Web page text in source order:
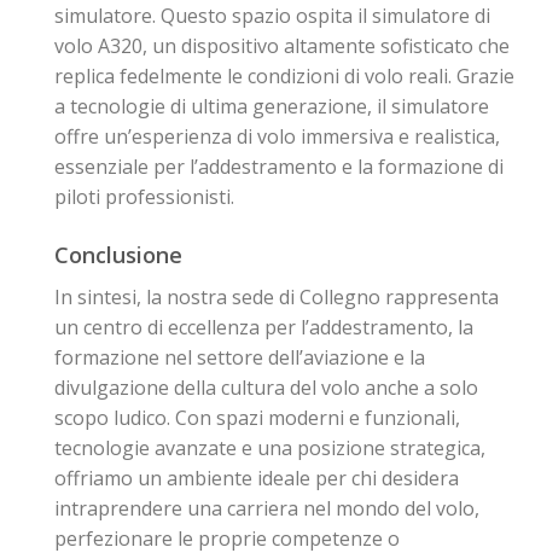
simulatore. Questo spazio ospita il simulatore di
volo A320, un dispositivo altamente sofisticato che
replica fedelmente le condizioni di volo reali. Grazie
a tecnologie di ultima generazione, il simulatore
offre un’esperienza di volo immersiva e realistica,
essenziale per l’addestramento e la formazione di
piloti professionisti.
Conclusione
In sintesi, la nostra sede di Collegno rappresenta
un centro di eccellenza per l’addestramento, la
formazione nel settore dell’aviazione e la
divulgazione della cultura del volo anche a solo
scopo ludico. Con spazi moderni e funzionali,
tecnologie avanzate e una posizione strategica,
offriamo un ambiente ideale per chi desidera
intraprendere una carriera nel mondo del volo,
perfezionare le proprie competenze o